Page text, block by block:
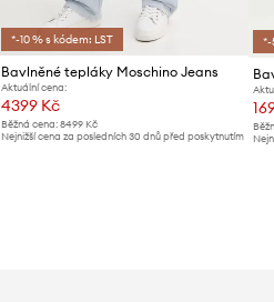
*-10 % s kódem: LST
Bavlněné tepláky Moschino Jeans
Aktuální cena:
4399 Kč
Běžná cena:8499 Kč
Nejnižší cena za posledních 30 dnů před poskytnutím
*-